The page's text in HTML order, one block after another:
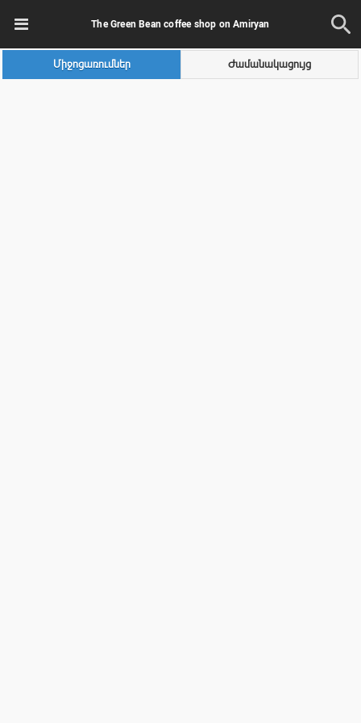
The Green Bean coffee shop on Amiryan
Միջոցառումներ Ժամանակացույց